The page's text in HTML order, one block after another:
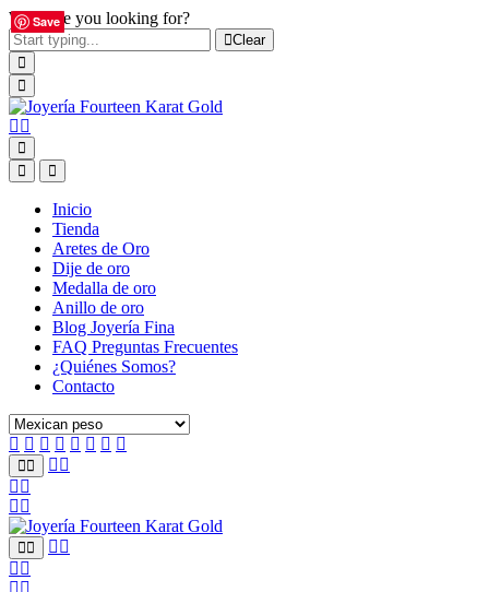
What are you looking for?
Clear
Inicio
Tienda
Aretes de Oro
Dije de oro
Medalla de oro
Anillo de oro
Blog Joyería Fina
FAQ Preguntas Frecuentes
¿Quiénes Somos?
Contacto
Save
Save
Save
Save
Save